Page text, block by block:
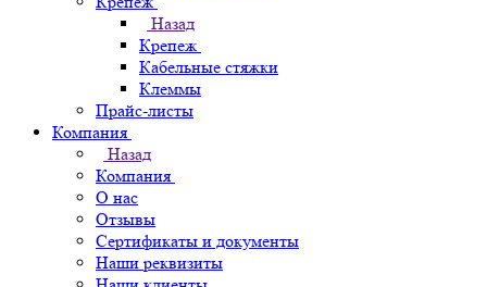
Назад
Крепеж
Кабельные стяжки
Клеммы
Прайс-листы
Компания
Назад
Компания
О нас
Отзывы
Сертификаты и документы
Наши реквизиты